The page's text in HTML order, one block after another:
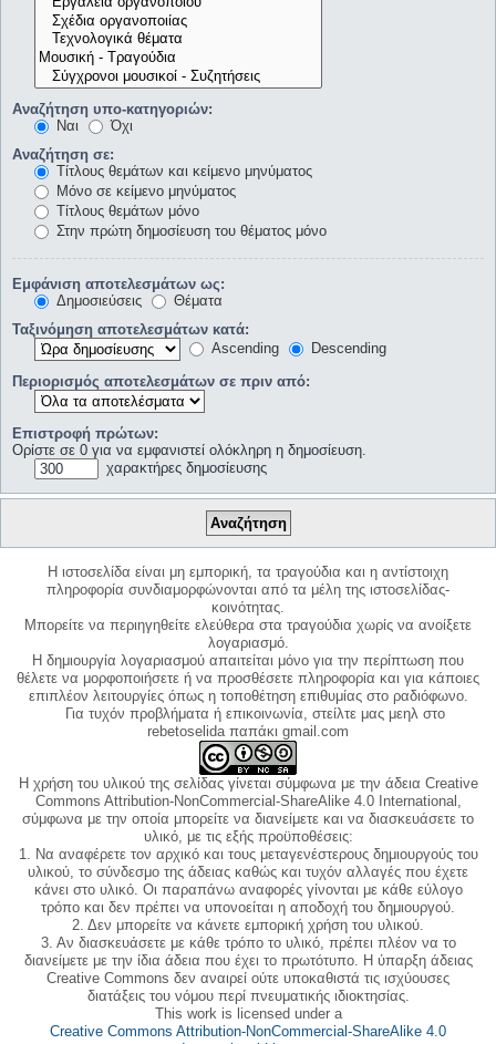
Αναζήτηση υπο-κατηγοριών:
Ναι
Όχι
Αναζήτηση σε:
Τίτλους θεμάτων και κείμενο μηνύματος
Μόνο σε κείμενο μηνύματος
Τίτλους θεμάτων μόνο
Στην πρώτη δημοσίευση του θέματος μόνο
Εμφάνιση αποτελεσμάτων ως:
Δημοσιεύσεις
Θέματα
Ταξινόμηση αποτελεσμάτων κατά:
Ascending
Descending
Περιορισμός αποτελεσμάτων σε πριν από:
Επιστροφή πρώτων:
Ορίστε σε 0 για να εμφανιστεί ολόκληρη η δημοσίευση.
χαρακτήρες δημοσίευσης
Η ιστοσελίδα είναι μη εμπορική, τα τραγούδια και η αντίστοιχη
πληροφορία συνδιαμορφώνονται από τα μέλη της ιστοσελίδας-
κοινότητας.
Μπορείτε να περιηγηθείτε ελεύθερα στα τραγούδια χωρίς να ανοίξετε
λογαριασμό.
Η δημιουργία λογαριασμού απαιτείται μόνο για την περίπτωση που
θέλετε να μορφοποιήσετε ή να προσθέσετε πληροφορία και για κάποιες
επιπλέον λειτουργίες όπως η τοποθέτηση επιθυμίας στο ραδιόφωνο.
Για τυχόν προβλήματα ή επικοινωνία, στείλτε μας μεηλ στο
rebetoselida παπάκι gmail.com
Η χρήση του υλικού της σελίδας γίνεται σύμφωνα με την άδεια Creative
Commons Attribution-NonCommercial-ShareAlike 4.0 International,
σύμφωνα με την οποία μπορείτε να διανείμετε και να διασκευάσετε το
υλικό, με τις εξής προϋποθέσεις:
1. Να αναφέρετε τον αρχικό και τους μεταγενέστερους δημιουργούς του
υλικού, το σύνδεσμο της άδειας καθώς και τυχόν αλλαγές που έχετε
κάνει στο υλικό. Οι παραπάνω αναφορές γίνονται με κάθε εύλογο
τρόπο και δεν πρέπει να υπονοείται η αποδοχή του δημιουργού.
2. Δεν μπορείτε να κάνετε εμπορική χρήση του υλικού.
3. Αν διασκευάσετε με κάθε τρόπο το υλικό, πρέπει πλέον να το
διανείμετε με την ίδια άδεια που έχει το πρωτότυπο. Η ύπαρξη άδειας
Creative Commons δεν αναιρεί ούτε υποκαθιστά τις ισχύουσες
διατάξεις του νόμου περί πνευματικής ιδιοκτησίας.
This work is licensed under a
Creative Commons Attribution-NonCommercial-ShareAlike 4.0